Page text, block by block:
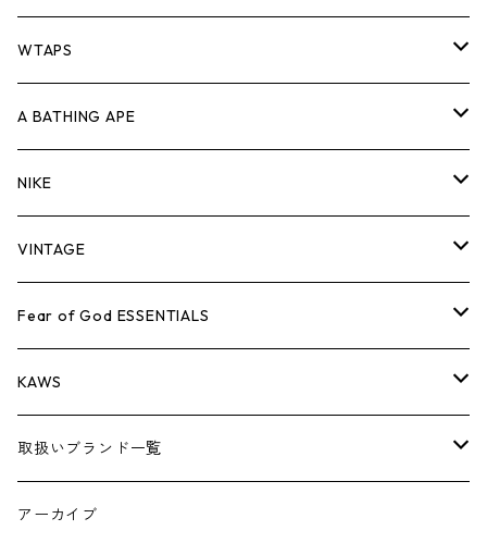
パンツ
キャップ・ハット
バッグ
シューズ
小物
コラボレーション
×THE NORTH FACE
×COMME des GARCONS
シーズンアイテム
26SS
BOX LOGOアイテム
ジャケット
パンツ
キャップ・ハット
バッグ
シューズ
小物
シャツ
ジャケット
パンツ
キャップ・ハット
バッグ
シューズ
小物
スウェット/ニット
シャツ
ジャケット
パンツ
キャップ・ハット
バッグ
シューズ
小物
ロンTEE
スウェット/ニット
シャツ
ジャケット
パンツ
キャップ・ハット
バッグ
シューズ
Tシャツ
ロンT
スウェット/ニット
シャツ
ジャケット
パンツ
キャップ
バッグ
WTAPS
Tシャツ
ロンTEE
スウェット/ニット
シャツ
ジャケット
パンツ
キャップ・ハット
A BATHING APE
Tシャツ
ロンTEE
スウェット/ニット
シャツ
ジャケット
パンツ
NIKE
シューズ
AIR JORDAN 1
AIR JORDAN 3
アパレル・小物
VINTAGE
Tシャツ
ロンTEE
スウェット/ニット
ジャケット
Fear of God ESSENTIALS
Tシャツ
ロンTEE
スウェット/ニット
KAWS
アパレル
小物
取扱いブランド一覧
A
アーカイブ